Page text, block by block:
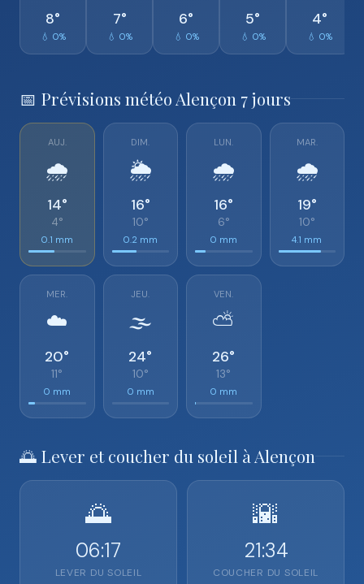
8°
💧 0%
7°
💧 0%
6°
💧 0%
5°
💧 0%
4°
💧 0%
📅 Prévisions météo Alençon 7 jours
AUJ.
🌧️
14°
4°
0.1 mm
DIM.
🌦️
16°
10°
0.2 mm
LUN.
🌧️
16°
6°
0 mm
MAR.
🌧️
19°
10°
4.1 mm
MER.
☁️
20°
11°
0 mm
JEU.
🌫️
24°
10°
0 mm
VEN.
⛅
26°
13°
0 mm
🌅 Lever et coucher du soleil à Alençon
🌅
06:17
LEVER DU SOLEIL
🌇
21:34
COUCHER DU SOLEIL